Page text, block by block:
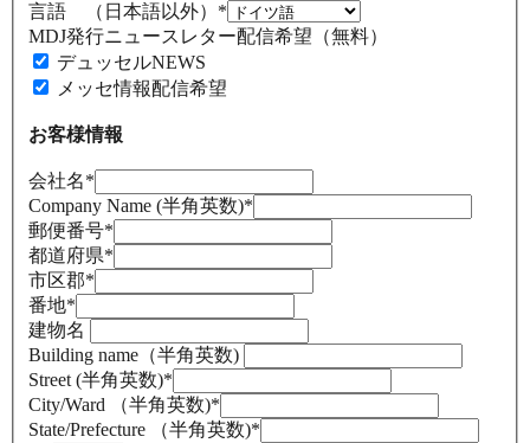
言語 （日本語以外） *
MDJ発行ニュースレター配信希望（無料）
デュッセルNEWS
メッセ情報配信希望
お客様情報
会社名*
Company Name (半角英数)*
郵便番号*
都道府県*
市区郡*
番地*
建物名
Building name（半角英数)
Street (半角英数)*
City/Ward （半角英数)*
State/Prefecture （半角英数)*